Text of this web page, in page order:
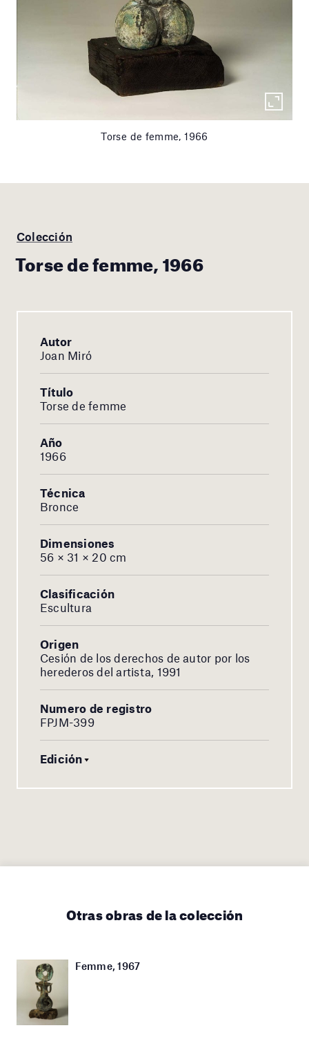
Torse de femme, 1966
Colección
Torse de femme, 1966
Autor
Joan Miró
Título
Torse de femme
Año
1966
Técnica
Bronce
Dimensiones
56 × 31 × 20 cm
Clasificación
Escultura
Origen
Cesión de los derechos de autor por los
herederos del artista, 1991
Numero de registro
FPJM-399
Edición
Otras obras de la colección
Femme, 1967